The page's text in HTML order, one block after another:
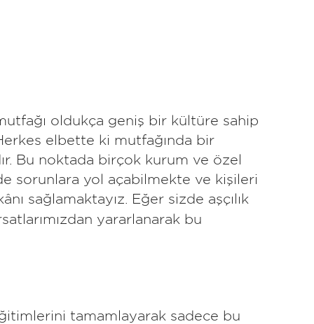
oldukça geniş bir kültüre sahip
elbette ki mutfağında bir
Bu noktada birçok kurum ve özel
sorunlara yol açabilmekte ve kişileri
sağlamaktayız. Eğer sizde aşçılık
yararlanarak bu
tamamlayarak sadece bu